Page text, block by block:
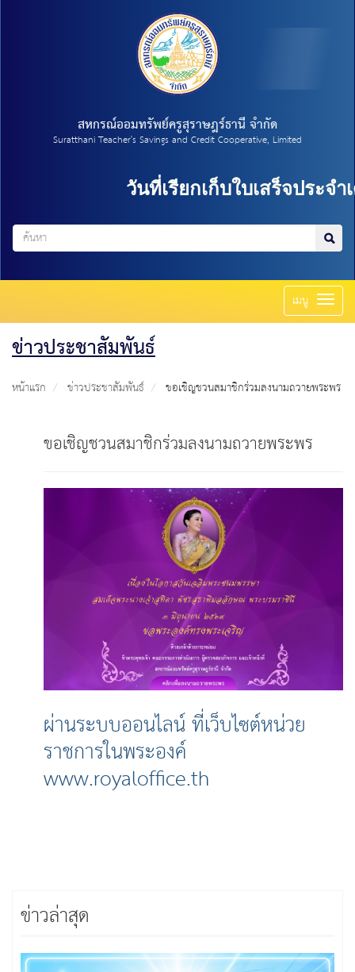
สหกรณ์ออมทรัพย์ครูสุราษฎร์ธานี จำกัด
Suratthani Teacher's Savings and Credit Cooperative, Limited
วันที่เรียกเก็บใบเสร็จประจำเดื
เมนู Toggle
ข่าวประชาสัมพันธ์
หน้าแรก ข่าวประชาสัมพันธ์ ขอเชิญชวนสมาชิกร่วมลงนามถวายพระพร
ขอเชิญชวนสมาชิกร่วมลงนามถวายพระพร
ผ่านระบบออนไลน์ ที่เว็บไซต์หน่วย
ราชการในพระองค์
www.royaloffice.th
ข่าวล่าสุด